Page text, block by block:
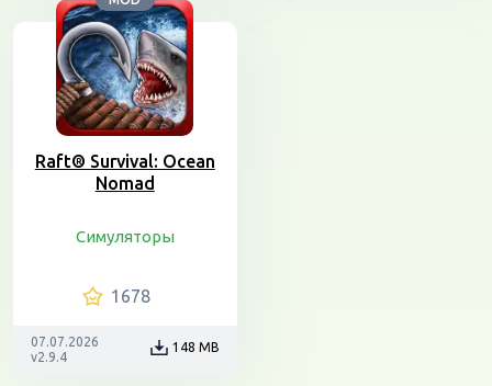
Raft® Survival: Ocean
Nomad
Симуляторы
1678
07.07.2026
v2.9.4
148 MB